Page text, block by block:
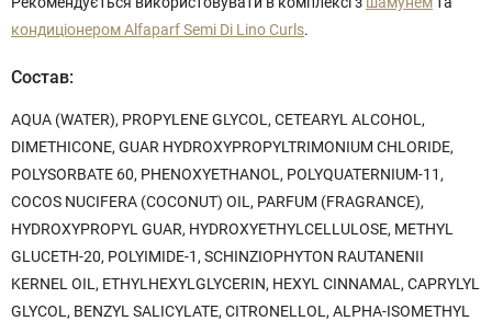
кондиціонером Alfaparf Semi Di Lino Curls.
Состав:
AQUA (WATER), PROPYLENE GLYCOL, CETEARYL ALCOHOL,
DIMETHICONE, GUAR HYDROXYPROPYLTRIMONIUM CHLORIDE,
POLYSORBATE 60, PHENOXYETHANOL, POLYQUATERNIUM-11,
COCOS NUCIFERA (COCONUT) OIL, PARFUM (FRAGRANCE),
HYDROXYPROPYL GUAR, HYDROXYETHYLCELLULOSE, METHYL
GLUCETH-20, POLYIMIDE-1, SCHINZIOPHYTON RAUTANENII
KERNEL OIL, ETHYLHEXYLGLYCERIN, HEXYL CINNAMAL, CAPRYLYL
GLYCOL, BENZYL SALICYLATE, CITRONELLOL, ALPHA-ISOMETHYL